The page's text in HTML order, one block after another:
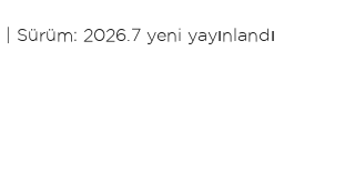
Sürüm: 2026.7 yeni yayınlandı